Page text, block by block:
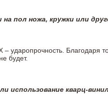
на пол ножа, кружки или
– ударопрочность. Благодаря
будет.
использование кварц-